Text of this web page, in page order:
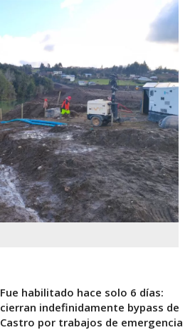
Fue habilitado hace solo 6 días:
cierran indefinidamente bypass de
Castro por trabajos de emergencia